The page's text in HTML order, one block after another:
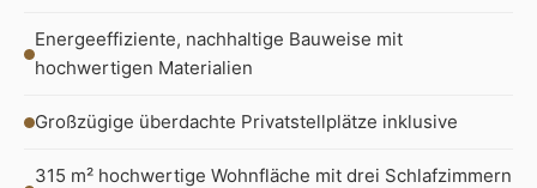
Energeeffiziente, nachhaltige Bauweise mit
hochwertigen Materialien
Großzügige überdachte Privatstellplätze inklusive
315 m² hochwertige Wohnfläche mit drei Schlafzimmern